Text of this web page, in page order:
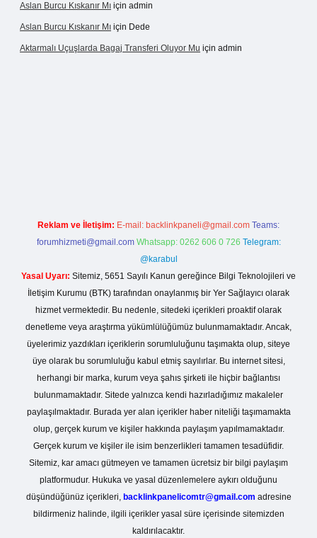
Aslan Burcu Kıskanır Mı için admin
Aslan Burcu Kıskanır Mı için Dede
Aktarmalı Uçuşlarda Bagaj Transferi Oluyor Mu için admin
Reklam ve İletişim: E-mail: backlinkpaneli@gmail.com Teams:
forumhizmeti@gmail.com Whatsapp: 0262 606 0 726 Telegram:
@karabul
Yasal Uyarı: Sitemiz, 5651 Sayılı Kanun gereğince Bilgi Teknolojileri ve
İletişim Kurumu (BTK) tarafından onaylanmış bir Yer Sağlayıcı olarak
hizmet vermektedir. Bu nedenle, sitedeki içerikleri proaktif olarak
denetleme veya araştırma yükümlülüğümüz bulunmamaktadır. Ancak,
üyelerimiz yazdıkları içeriklerin sorumluluğunu taşımakta olup, siteye
üye olarak bu sorumluluğu kabul etmiş sayılırlar. Bu internet sitesi,
herhangi bir marka, kurum veya şahıs şirketi ile hiçbir bağlantısı
bulunmamaktadır. Sitede yalnızca kendi hazırladığımız makaleler
paylaşılmaktadır. Burada yer alan içerikler haber niteliği taşımamakta
olup, gerçek kurum ve kişiler hakkında paylaşım yapılmamaktadır.
Gerçek kurum ve kişiler ile isim benzerlikleri tamamen tesadüfidir.
Sitemiz, kar amacı gütmeyen ve tamamen ücretsiz bir bilgi paylaşım
platformudur. Hukuka ve yasal düzenlemelere aykırı olduğunu
düşündüğünüz içerikleri, backlinkpanelicomtr@gmail.com adresine
bildirmeniz halinde, ilgili içerikler yasal süre içerisinde sitemizden
kaldırılacaktır.